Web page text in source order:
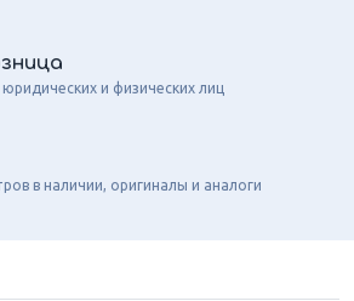
и физических лиц
в наличии, оригиналы и аналоги